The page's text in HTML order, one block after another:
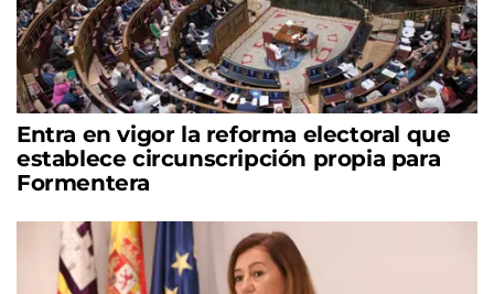
Entra en vigor la reforma electoral que
establece circunscripción propia para
Formentera